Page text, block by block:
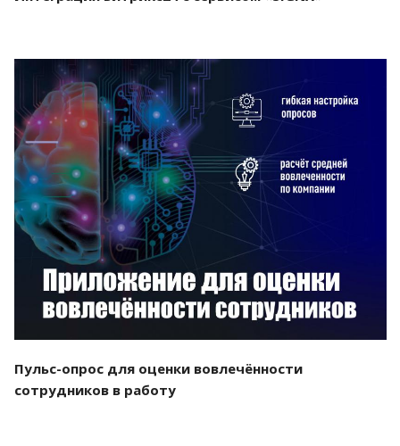
Смотреть проект
Пульс-опрос для оценки вовлечённости
сотрудников в работу